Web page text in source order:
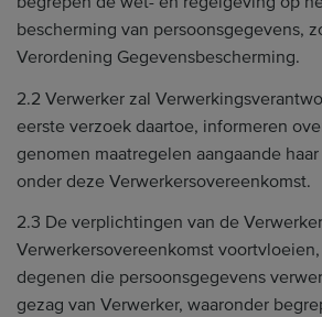
bescherming van persoonsgegevens,
Verordening Gegevensbescherming.
2.2 Verwerker zal
eerste verzoek daartoe, informeren
genomen maatregelen aangaande
onder deze Verwerkersovereenkomst.
2.3 De verplichtingen van de
Verwerkersovereenkomst
degenen die persoonsgegevens
gezag van Verwerker, waaronder